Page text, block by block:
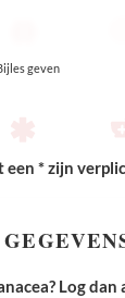
geven
een * zijn
Log dan